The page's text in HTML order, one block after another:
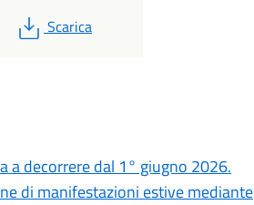
PDF
Scarica
a decorrere dal 1° giugno 2026.
di manifestazioni estive mediante